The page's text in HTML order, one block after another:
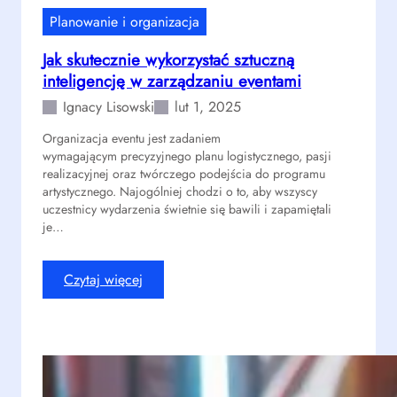
n
a
w
y
j
t
k
o
w
o
w
t
n
k
ó
p
o
p
r
z
n
Planowanie i organizacja
Jak skutecznie wykorzystać sztuczną
inteligencję w zarządzaniu eventami
Ignacy Lisowski lut 1, 2025
Organizacja eventu jest zadaniem
wymagającym precyzyjnego planu logistycznego, pasji
realizacyjnej oraz twórczego podejścia do programu
artystycznego. Najogólniej chodzi o to, aby wszyscy
uczestnicy wydarzenia świetnie się bawili i zapamiętali
je…
Czytaj więcej
J
s